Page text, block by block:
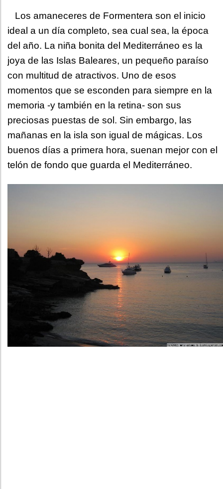
Los amaneceres de Formentera son el inicio
ideal a un día completo, sea cual sea, la época
del año. La niña bonita del Mediterráneo es la
joya de las Islas Baleares, un pequeño paraíso
con multitud de atractivos. Uno de esos
momentos que se esconden para siempre en la
memoria -y también en la retina- son sus
preciosas puestas de sol. Sin embargo, las
mañanas en la isla son igual de mágicas. Los
buenos días a primera hora, suenan mejor con el
telón de fondo que guarda el Mediterráneo.